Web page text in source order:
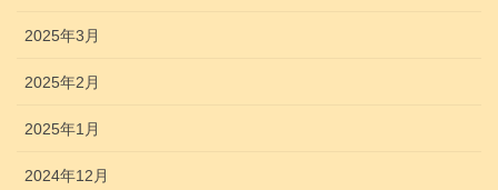
2025年3月
2025年2月
2025年1月
2024年12月